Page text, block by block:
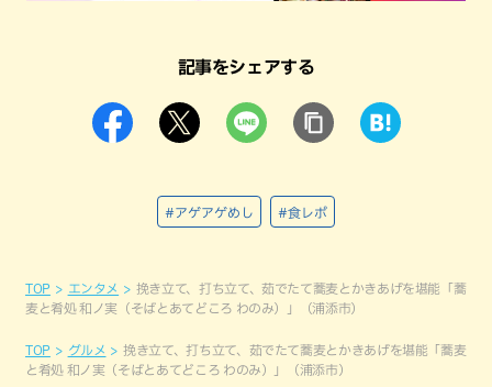
記事をシェアする
#アゲアゲめし #食レポ
TOP エンタメ
挽き立て、打ち立て、茹でたて蕎麦とかきあげを堪能「蕎
麦と肴処 和ノ実（そばとあてどころ わのみ）」（浦添市）
TOP グルメ
挽き立て、打ち立て、茹でたて蕎麦とかきあげを堪能「蕎麦
と肴処 和ノ実（そばとあてどころ わのみ）」（浦添市）